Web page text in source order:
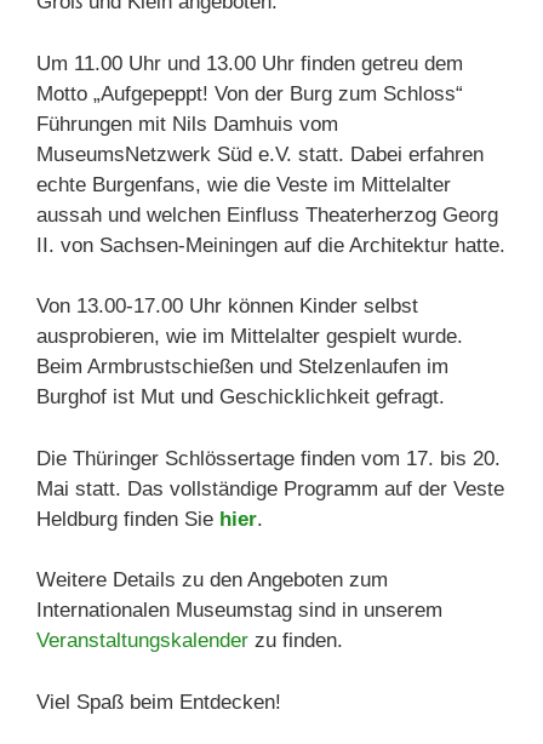
Um 11.00 Uhr und 13.00 Uhr finden getreu dem
Motto „Aufgepeppt! Von der Burg zum Schloss“
Führungen mit Nils Damhuis vom
MuseumsNetzwerk Süd e.V. statt. Dabei erfahren
echte Burgenfans, wie die Veste im Mittelalter
aussah und welchen Einfluss Theaterherzog Georg
II. von Sachsen-Meiningen auf die Architektur hatte.
Von 13.00-17.00 Uhr können Kinder selbst
ausprobieren, wie im Mittelalter gespielt wurde.
Beim Armbrustschießen und Stelzenlaufen im
Burghof ist Mut und Geschicklichkeit gefragt.
Die Thüringer Schlössertage finden vom 17. bis 20.
Mai statt. Das vollständige Programm auf der Veste
Heldburg finden Sie hier.
Weitere Details zu den Angeboten zum
Internationalen Museumstag sind in unserem
Veranstaltungskalender zu finden.
Viel Spaß beim Entdecken!